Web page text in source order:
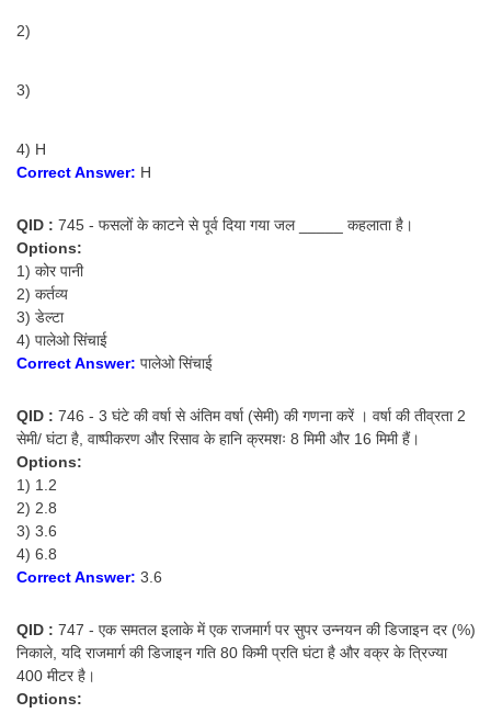
2)
3)
4) H
Correct Answer: H
QID : 745 - फसलों के काटने से पूर्व दिया गया जल _____ कहलाता है।
Options:
1) कोर पानी
2) कर्तव्य
3) डेल्टा
4) पालेओ सिंचाई
Correct Answer: पालेओ सिंचाई
QID : 746 - 3 घंटे की वर्षा से अंतिम वर्षा (सेमी) की गणना करें । वर्षा की तीव्रता 2
सेमी/ घंटा है, वाष्पीकरण और रिसाव के हानि क्रमशः 8 मिमी और 16 मिमी हैं।
Options:
1) 1.2
2) 2.8
3) 3.6
4) 6.8
Correct Answer: 3.6
QID : 747 - एक समतल इलाके में एक राजमार्ग पर सुपर उन्नयन की डिजाइन दर (%)
निकाले, यदि राजमार्ग की डिजाइन गति 80 किमी प्रति घंटा है और वक्र के त्रिज्या
400 मीटर है।
Options: